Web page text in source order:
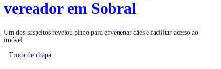
vereador em Sobral
Um dos suspeitos revelou plano para envenenar cães e facilitar acesso ao
imóvel
Troca de chapa